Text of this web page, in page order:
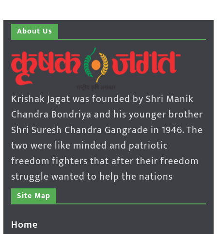
About Us
Krishak Jagat was founded by Shri Manik
Chandra Bondriya and his younger brother
Shri Suresh Chandra Gangrade in 1946. The
two were like minded and patriotic
freedom fighters that after their freedom
struggle wanted to help the nations
Site Map
Home